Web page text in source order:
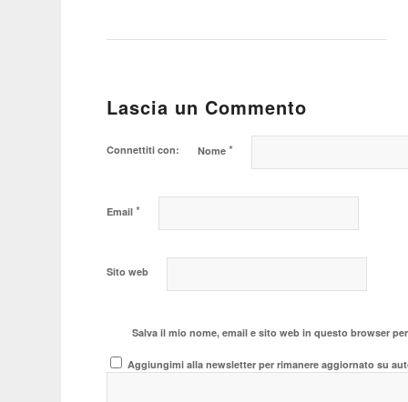
Lascia un Commento
Connettiti con: Nome*
Email*
Sito web
Salva il mio nome, email e sito web in questo browser
Aggiungimi alla newsletter per rimanere aggiornato su